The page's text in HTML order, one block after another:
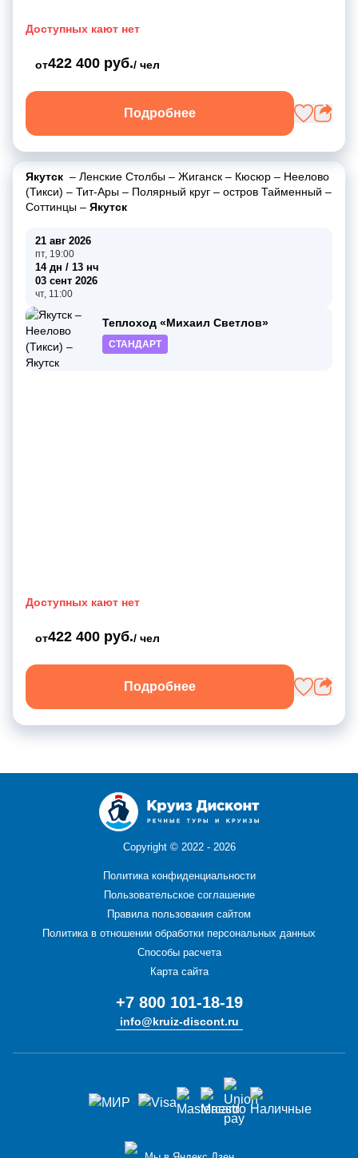
Доступных кают нет
от422 400 руб./ чел
Подробнее
Якутск – Ленские Столбы – Жиганск – Кюсюр – Неелово
(Тикси) – Тит-Ары – Полярный круг – остров Тайменный –
Соттинцы – Якутск
21 авг 2026
пт, 19:00
14 дн / 13 нч
03 сент 2026
чт, 11:00
Теплоход «Михаил Светлов»
СТАНДАРТ
Доступных кают нет
от422 400 руб./ чел
Подробнее
Copyright © 2022 - 2026
Политика конфиденциальности
Пользовательское соглашение
Правила пользования сайтом
Политика в отношении обработки персональных данных
Способы расчета
Карта сайта
+7 800 101-18-19
info@kruiz-discont.ru